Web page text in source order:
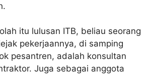
itu lulusan ITB, beliau seorang
pekerjaannya, di samping
pesantren, adalah konsultan
Juga sebagai anggota